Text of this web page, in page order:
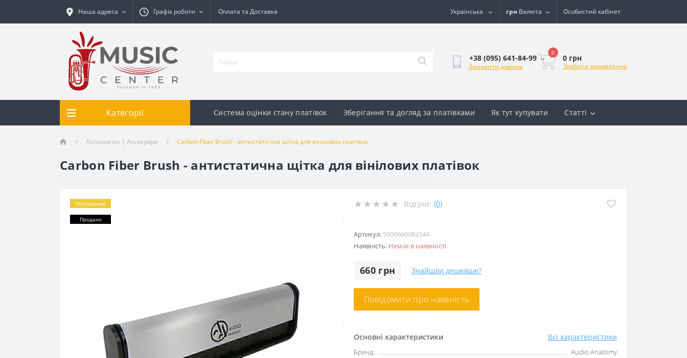
Наша адреса Графік роботи Оплата та Доставка Українська грн Валюта Особистий кабінет
+38 (095) 641-84-99
Замовити дзвінок
0
0 грн
Зробити замовлення
Категорії Система оцінки стану платівок Зберігання та догляд за платівками Як тут купувати Статті
Про нас Контакти
Accessories | Аксесуари Carbon Fiber Brush - антистатична щітка для вінілових платівок
Carbon Fiber Brush - антистатична щітка для вінілових платівок
Популярний
Продано
Відгуки: (0)
Артикул: 5906660083344
Наявність: Немає в наявності
660 грн Знайшли дешевше?
Повідомити про наявність
Основні характеристики Всі характеристики
Бренд:
Audio Anatomy